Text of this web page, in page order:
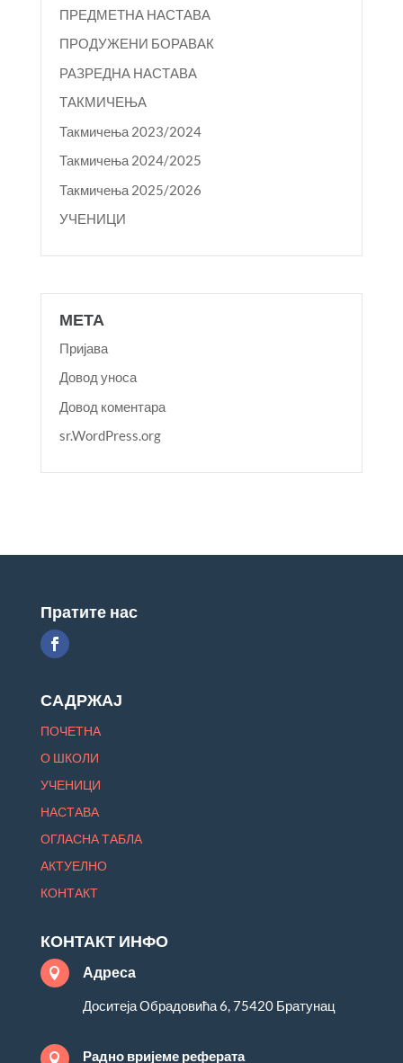
ПРЕДМЕТНА НАСТАВА
ПРОДУЖЕНИ БОРАВАК
РАЗРЕДНА НАСТАВА
ТАКМИЧЕЊА
Такмичења 2023/2024
Такмичења 2024/2025
Такмичења 2025/2026
УЧЕНИЦИ
МЕТА
Пријава
Довод уноса
Довод коментара
sr.WordPress.org
Пратите нас
САДРЖАЈ
ПОЧЕТНА
О ШКОЛИ
УЧЕНИЦИ
НАСТАВА
ОГЛАСНА ТАБЛА
АКТУЕЛНО
КОНТАКТ
КОНТАКТ ИНФО
 Адреса
Доситеја Обрадовића 6, 75420 Братунац
 Радно вријеме реферата